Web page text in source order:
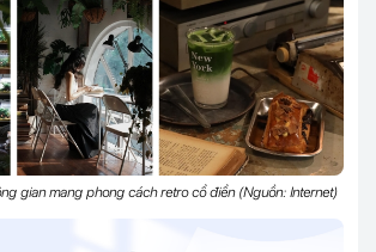
gian mang phong cách retro cổ điển (Nguồn: Internet)